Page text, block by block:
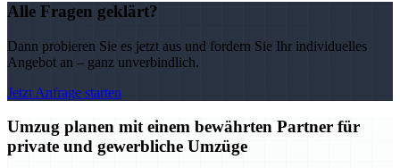
Alle Fragen geklärt?
Dann probieren Sie es jetzt aus und fordern Sie Ihr individuelles
Angebot an – ganz unverbindlich.
Jetzt Anfrage starten
Umzug planen mit einem bewährten Partner für
private und gewerbliche Umzüge